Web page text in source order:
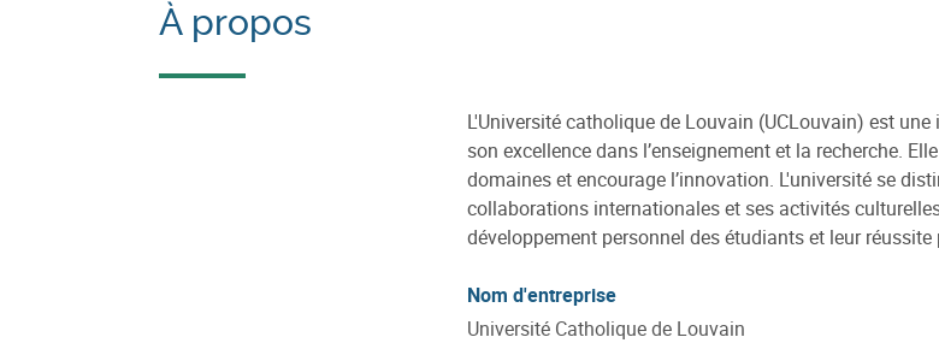
À propos
L'Université catholique de Louvain (UCLouvain) est
son excellence dans l’enseignement et la recherche.
domaines et encourage l’innovation. L'université se
collaborations internationales et ses activités
développement personnel des étudiants et leur
Nom d'entreprise
Université Catholique de Louvain